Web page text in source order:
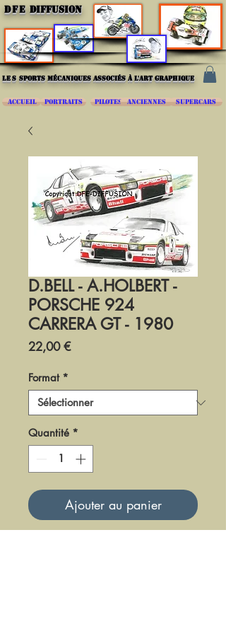
DFE DIFFUSION
les sports mécaniques associés à l'art graphique
ACCUEIL PORTRAITS PILOTES ANCIENNES SUPERCARS
D.BELL - A.HOLBERT -
PORSCHE 924
CARRERA GT - 1980
22,00 €Prix
Format *
Quantité *
Ajouter au panier